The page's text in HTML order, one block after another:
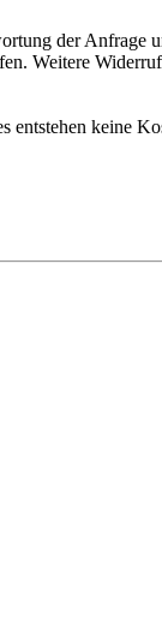
der Anfrage
Weitere
entstehen keine